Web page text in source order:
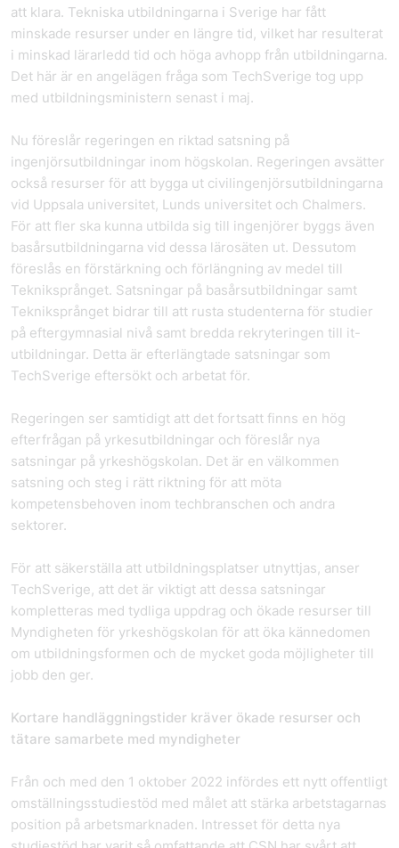
att klara. Tekniska utbildningarna i Sverige har fått
minskade resurser under en längre tid, vilket har resulterat
i minskad lärarledd tid och höga avhopp från utbildningarna.
Det här är en angelägen fråga som TechSverige tog upp
med utbildningsministern senast i maj.
Nu föreslår regeringen en riktad satsning på
ingenjörsutbildningar inom högskolan. Regeringen avsätter
också resurser för att bygga ut civilingenjörsutbildningarna
vid Uppsala universitet, Lunds universitet och Chalmers.
För att fler ska kunna utbilda sig till ingenjörer byggs även
basårsutbildningarna vid dessa lärosäten ut. Dessutom
föreslås en förstärkning och förlängning av medel till
Tekniksprånget. Satsningar på basårsutbildningar samt
Tekniksprånget bidrar till att rusta studenterna för studier
på eftergymnasial nivå samt bredda rekryteringen till it-
utbildningar. Detta är efterlängtade satsningar som
TechSverige eftersökt och arbetat för.
Regeringen ser samtidigt att det fortsatt finns en hög
efterfrågan på yrkesutbildningar och föreslår nya
satsningar på yrkeshögskolan. Det är en välkommen
satsning och steg i rätt riktning för att möta
kompetensbehoven inom techbranschen och andra
sektorer.
För att säkerställa att utbildningsplatser utnyttjas, anser
TechSverige, att det är viktigt att dessa satsningar
kompletteras med tydliga uppdrag och ökade resurser till
Myndigheten för yrkeshögskolan för att öka kännedomen
om utbildningsformen och de mycket goda möjligheter till
jobb den ger.
Kortare handläggningstider kräver ökade resurser och
tätare samarbete med myndigheter
Från och med den 1 oktober 2022 infördes ett nytt offentligt
omställningsstudiestöd med målet att stärka arbetstagarnas
position på arbetsmarknaden. Intresset för detta nya